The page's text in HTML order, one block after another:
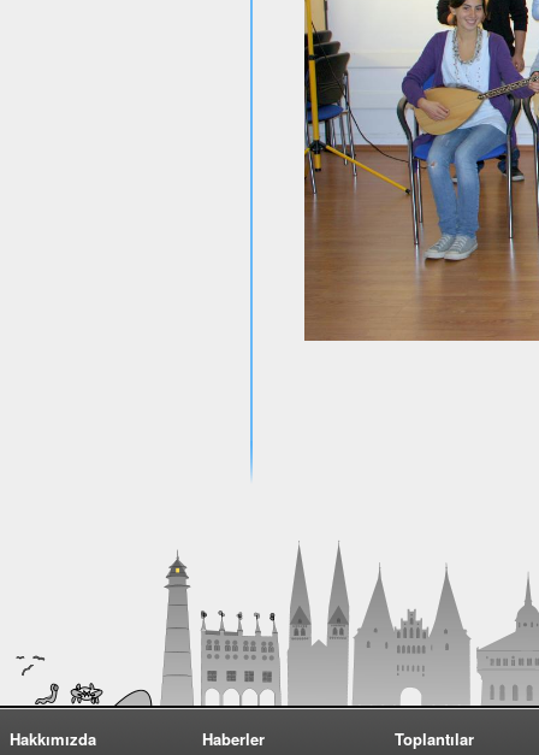
Hakkımızda
Haberler
Toplantılar